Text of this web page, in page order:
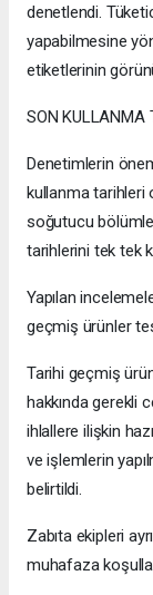
denetlendi.
yapabilmesine
etiketlerinin
SON KULLANMA
Denetimlerin
kullanma tarihleri
soğutucu
tarihlerini tek tek
Yapılan
geçmiş ürünler
Tarihi geçmiş
hakkında gerekli
ihlallere ilişkin
ve işlemlerin
belirtildi.
Zabıta ekipleri
muhafaza